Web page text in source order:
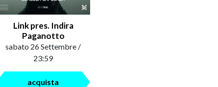
Link pres. Indira
Paganotto
sabato 26 Settembre /
23:59
acquista